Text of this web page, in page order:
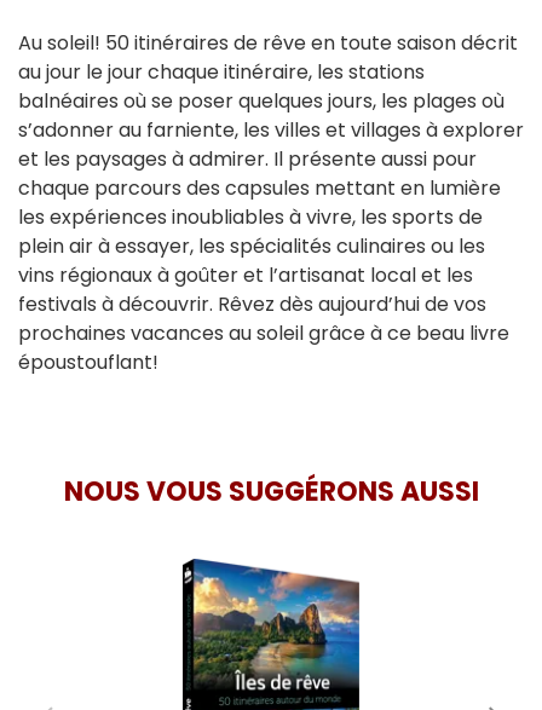
Au soleil! 50 itinéraires de rêve en toute saison décrit
au jour le jour chaque itinéraire, les stations
balnéaires où se poser quelques jours, les plages où
s’adonner au farniente, les villes et villages à explorer
et les paysages à admirer. Il présente aussi pour
chaque parcours des capsules mettant en lumière
les expériences inoubliables à vivre, les sports de
plein air à essayer, les spécialités culinaires ou les
vins régionaux à goûter et l’artisanat local et les
festivals à découvrir. Rêvez dès aujourd’hui de vos
prochaines vacances au soleil grâce à ce beau livre
époustouflant!
NOUS VOUS SUGGÉRONS AUSSI